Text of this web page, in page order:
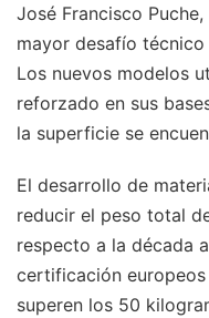
José Francisco
mayor desafío
Los nuevos modelos
reforzado en sus
la superficie se
El desarrollo de
reducir el peso total
respecto a la década
certificación
superen los 50